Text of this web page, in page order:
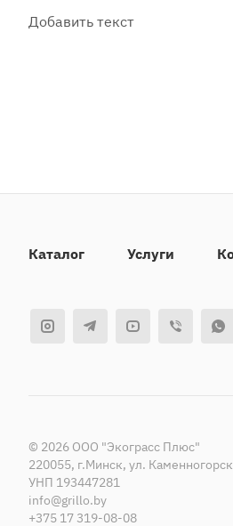
Добавить текст
Каталог Услуги
© 2026 ООО "Экограсс Плюс"
220055, г.Минск, ул.
УНП 193447281
info@grillo.by
+375 17 319-08-08